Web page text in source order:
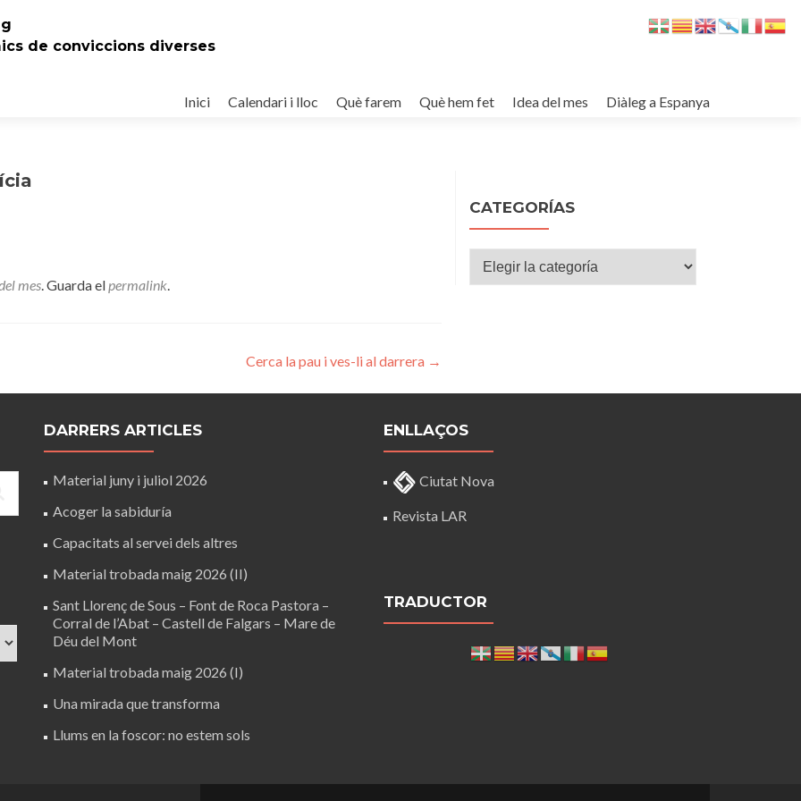
de conviccions diverses
al
Inici Calendari i lloc Què farem Què hem fet Idea del mes Diàleg a Espanya
mes. Guarda elpermalink.
Cerca la pau i ves-li al darrera →
CATEGORÍAS
Categorías
DARRERS ARTICLES
Material juny i juliol 2026
Acoger la sabiduría
Capacitats al servei dels altres
Material trobada maig 2026 (II)
Sant Llorenç de Sous – Font de Roca Pastora –
Corral de l’Abat – Castell de Falgars – Mare de
Déu del Mont
Material trobada maig 2026 (I)
Una mirada que transforma
Llums en la foscor: no estem sols
ENLLAÇOS
Ciutat Nova
Revista LAR
TRADUCTOR